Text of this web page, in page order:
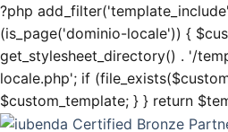
?php
(is_page('dominio-locale')) {
get_stylesheet_directory() . '/
locale.php'; if
$custom_template; } } return